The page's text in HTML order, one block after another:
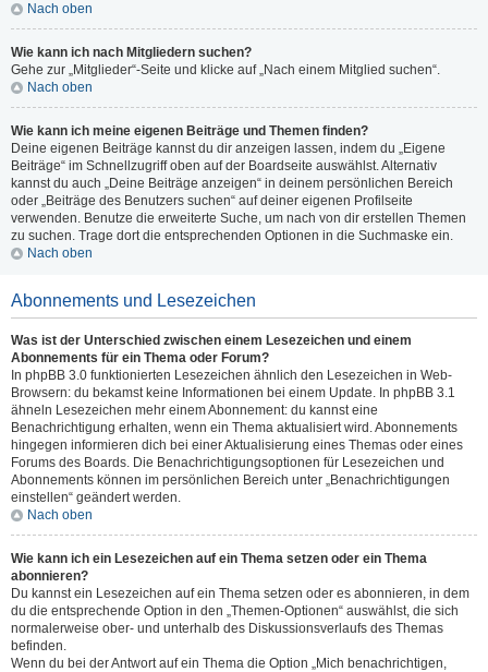
Nach oben
Wie kann ich nach Mitgliedern suchen?
Gehe zur „Mitglieder“-Seite und klicke auf „Nach einem Mitglied suchen“.
Nach oben
Wie kann ich meine eigenen Beiträge und Themen finden?
Deine eigenen Beiträge kannst du dir anzeigen lassen, indem du „Eigene
Beiträge“ im Schnellzugriff oben auf der Boardseite auswählst. Alternativ
kannst du auch „Deine Beiträge anzeigen“ in deinem persönlichen Bereich
oder „Beiträge des Benutzers suchen“ auf deiner eigenen Profilseite
verwenden. Benutze die erweiterte Suche, um nach von dir erstellen Themen
zu suchen. Trage dort die entsprechenden Optionen in die Suchmaske ein.
Nach oben
Abonnements und Lesezeichen
Was ist der Unterschied zwischen einem Lesezeichen und einem
Abonnements für ein Thema oder Forum?
In phpBB 3.0 funktionierten Lesezeichen ähnlich den Lesezeichen in Web-
Browsern: du bekamst keine Informationen bei einem Update. In phpBB 3.1
ähneln Lesezeichen mehr einem Abonnement: du kannst eine
Benachrichtigung erhalten, wenn ein Thema aktualisiert wird. Abonnements
hingegen informieren dich bei einer Aktualisierung eines Themas oder eines
Forums des Boards. Die Benachrichtigungsoptionen für Lesezeichen und
Abonnements können im persönlichen Bereich unter „Benachrichtigungen
einstellen“ geändert werden.
Nach oben
Wie kann ich ein Lesezeichen auf ein Thema setzen oder ein Thema
abonnieren?
Du kannst ein Lesezeichen auf ein Thema setzen oder es abonnieren, in dem
du die entsprechende Option in den „Themen-Optionen“ auswählst, die sich
normalerweise ober- und unterhalb des Diskussionsverlaufs des Themas
befinden.
Wenn du bei der Antwort auf ein Thema die Option „Mich benachrichtigen,